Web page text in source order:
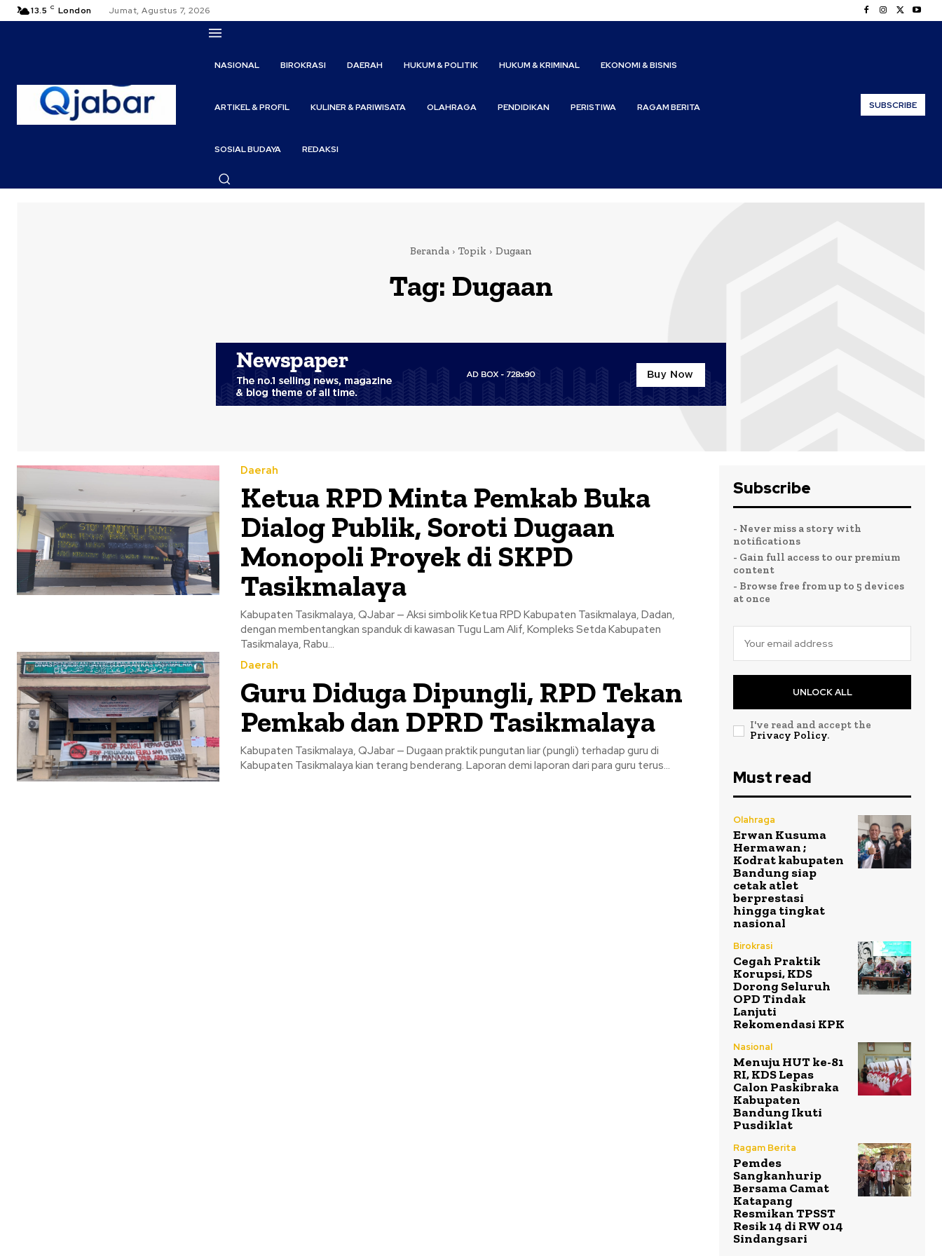
13.5 C London Jumat, Agustus 7, 2026
NASIONAL BIROKRASI DAERAH HUKUM & POLITIK HUKUM & KRIMINAL EKONOMI & BISNIS
ARTIKEL & PROFIL KULINER & PARIWISATA OLAHRAGA PENDIDIKAN PERISTIWA RAGAM BERITA
SOSIAL BUDAYA REDAKSI
SUBSCRIBE
Beranda Topik Dugaan
Tag: Dugaan
Daerah
Ketua RPD Minta Pemkab Buka
Dialog Publik, Soroti Dugaan
Monopoli Proyek di SKPD
Tasikmalaya
Kabupaten Tasikmalaya, QJabar — Aksi simbolik Ketua RPD Kabupaten Tasikmalaya, Dadan,
dengan membentangkan spanduk di kawasan Tugu Lam Alif, Kompleks Setda Kabupaten
Tasikmalaya, Rabu...
Daerah
Guru Diduga Dipungli, RPD Tekan
Pemkab dan DPRD Tasikmalaya
Kabupaten Tasikmalaya, QJabar — Dugaan praktik pungutan liar (pungli) terhadap guru di
Kabupaten Tasikmalaya kian terang benderang. Laporan demi laporan dari para guru terus...
Subscribe
- Never miss a story with
notifications
- Gain full access to our premium
content
- Browse free from up to 5 devices
at once
UNLOCK ALL
I've read and accept the
Privacy Policy.
Must read
Olahraga
Erwan Kusuma
Hermawan ;
Kodrat kabupaten
Bandung siap
cetak atlet
berprestasi
hingga tingkat
nasional
Birokrasi
Cegah Praktik
Korupsi, KDS
Dorong Seluruh
OPD Tindak
Lanjuti
Rekomendasi KPK
Nasional
Menuju HUT ke-81
RI, KDS Lepas
Calon Paskibraka
Kabupaten
Bandung Ikuti
Pusdiklat
Ragam Berita
Pemdes
Sangkanhurip
Bersama Camat
Katapang
Resmikan TPSST
Resik 14 di RW 014
Sindangsari